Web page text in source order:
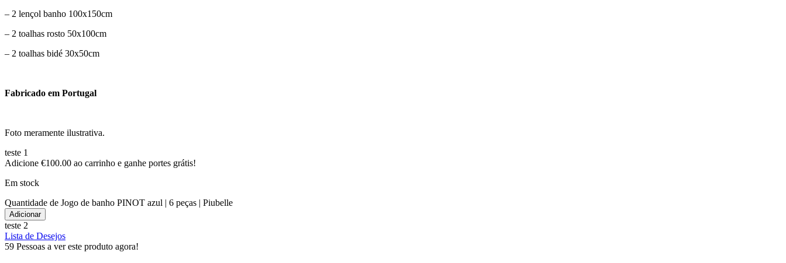
– 2 lençol banho 100x150cm
– 2 toalhas rosto 50x100cm
– 2 toalhas bidé 30x50cm
Fabricado em Portugal
Foto meramente ilustrativa.
teste 1
Adicione €100.00 ao carrinho e ganhe portes grátis!
Em stock
Quantidade de Jogo de banho PINOT azul | 6 peças | Piubelle
Adicionar
teste 2
Lista de Desejos
59 Pessoas a ver este produto agora!